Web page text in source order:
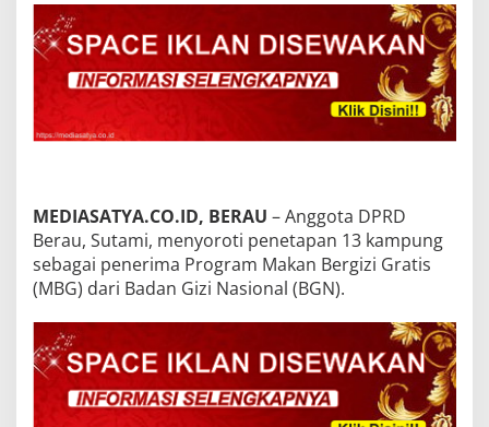
MEDIASATYA.CO.ID, BERAU – Anggota DPRD
Berau, Sutami, menyoroti penetapan 13 kampung
sebagai penerima Program Makan Bergizi Gratis
(MBG) dari Badan Gizi Nasional (BGN).